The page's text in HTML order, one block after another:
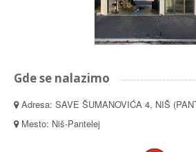
Gde se nalazimo
Adresa: SAVE ŠUMANOVIĆA 4, NIŠ
Mesto: Niš-Pantelej